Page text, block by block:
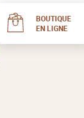
BOUTIQUE
EN LIGNE